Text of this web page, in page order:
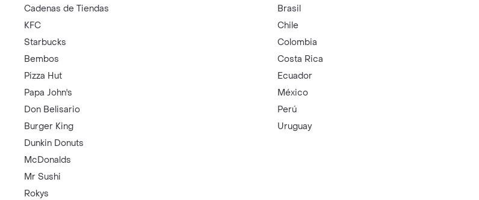
Cadenas de Tiendas
KFC
Starbucks
Bembos
Pizza Hut
Papa John's
Don Belisario
Burger King
Dunkin Donuts
McDonalds
Mr Sushi
Rokys
Brasil
Chile
Colombia
Costa Rica
Ecuador
México
Perú
Uruguay